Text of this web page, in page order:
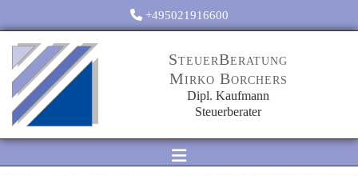
 +495021916600
SteuerBeratung
Mirko Borchers
Dipl. Kaufmann
Steuerberater